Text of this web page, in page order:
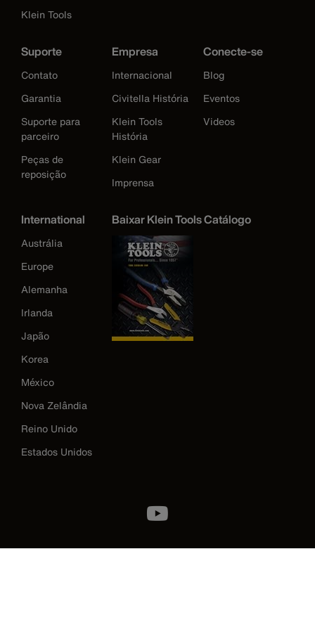
Klein Tools
Suporte
Contato
Garantia
Suporte para
parceiro
Peças de
reposição
Empresa
Internacional
Civitella História
Klein Tools
História
Klein Gear
Imprensa
Conecte-se
Blog
Eventos
Videos
International
Austrália
Europe
Alemanha
Irlanda
Japão
Korea
México
Nova Zelândia
Reino Unido
Estados Unidos
Baixar Klein Tools Catálogo